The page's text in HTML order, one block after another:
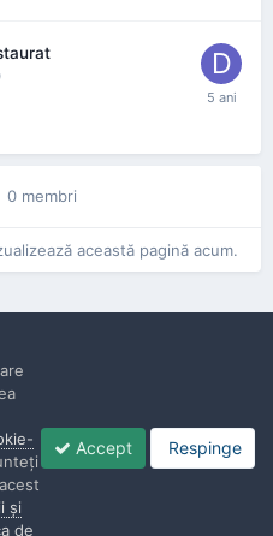
0 membri
această pagină acum.
ne
2010 - 2026
Community
şi
de
Accept Respinge